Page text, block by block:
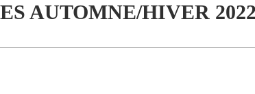
AUTOMNE/HIVER